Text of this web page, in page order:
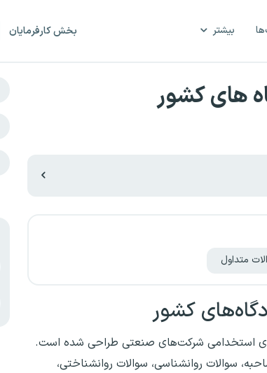
بیشتر بخش کارفرمایان
های کشور
متداول
کشور
استخدامی شرکت‌های صنعتی طراحی شده است.
سوالات روانشناسی، سوالات روانشناختی،